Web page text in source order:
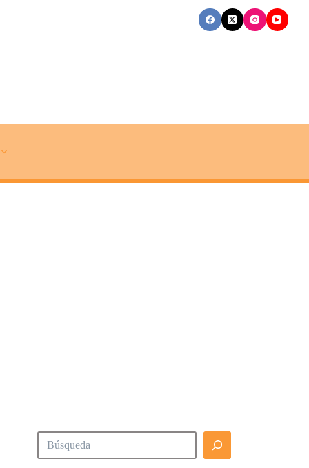
Buscar